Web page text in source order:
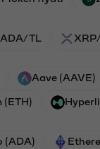
ADA/TL
Aave (AAVE)
(ETH)
(ADA)